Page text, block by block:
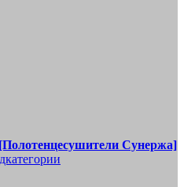
[Полотенцесушители Сунержа]